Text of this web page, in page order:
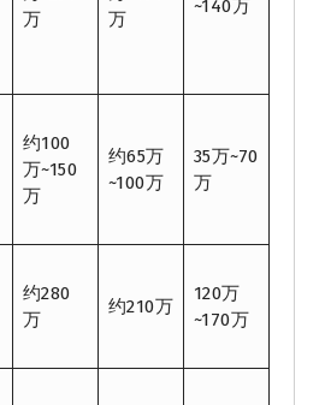
万
万
~140万
约100
万~150
万
约65万
~100万
35万~70
万
约280
万
约210万
120万
~170万